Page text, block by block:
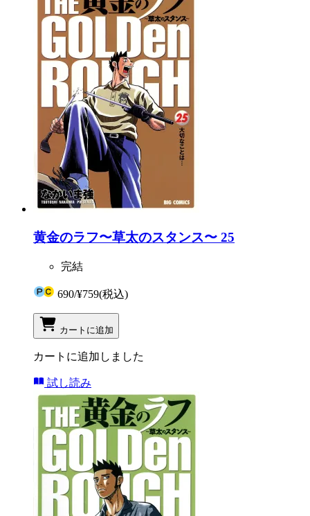
黄金のラフ〜草太のスタンス〜 25
完結
690/¥759(税込)
カートに追加
カートに追加しました
試し読み